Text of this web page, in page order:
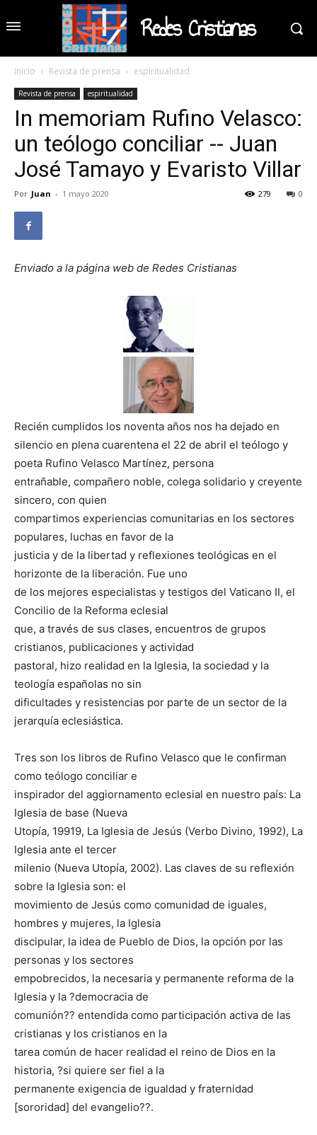
Redes Cristianas
Inicio Revista de prensa espiritualidad
Revista de prensa espiritualidad
In memoriam Rufino Velasco:
un teólogo conciliar -- Juan
José Tamayo y Evaristo Villar
Por Juan - 1 mayo 2020 0
279
Enviado a la página web de Redes Cristianas
Recién cumplidos los noventa años nos ha dejado en
silencio en plena cuarentena el 22 de abril el teólogo y
poeta Rufino Velasco Martínez, persona
entrañable, compañero noble, colega solidario y creyente
sincero, con quien
compartimos experiencias comunitarias en los sectores
populares, luchas en favor de la
justicia y de la libertad y reflexiones teológicas en el
horizonte de la liberación. Fue uno
de los mejores especialistas y testigos del Vaticano II, el
Concilio de la Reforma eclesial
que, a través de sus clases, encuentros de grupos
cristianos, publicaciones y actividad
pastoral, hizo realidad en la Iglesia, la sociedad y la
teología españolas no sin
dificultades y resistencias por parte de un sector de la
jerarquía eclesiástica.
Tres son los libros de Rufino Velasco que le confirman
como teólogo conciliar e
inspirador del aggiornamento eclesial en nuestro país: La
Iglesia de base (Nueva
Utopía, 19919, La Iglesia de Jesús (Verbo Divino, 1992), La
Iglesia ante el tercer
milenio (Nueva Utopía, 2002). Las claves de su reflexión
sobre la Iglesia son: el
movimiento de Jesús como comunidad de iguales,
hombres y mujeres, la Iglesia
discipular, la idea de Pueblo de Dios, la opción por las
personas y los sectores
empobrecidos, la necesaria y permanente reforma de la
Iglesia y la ?democracia de
comunión?? entendida como participación activa de las
cristianas y los cristianos en la
tarea común de hacer realidad el reino de Dios en la
historia, ?si quiere ser fiel a la
permanente exigencia de igualdad y fraternidad
[sororidad] del evangelio??.